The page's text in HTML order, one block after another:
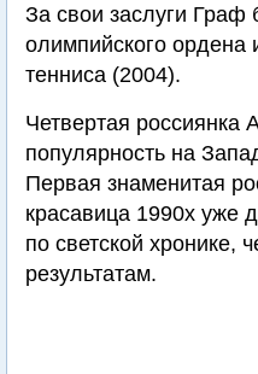
За свои заслуги Граф
олимпийского
тенниса (2004).
Четвертая россиянка
популярность на
Первая знаменитая
красавица 1990х уже
по светской хронике,
результатам.